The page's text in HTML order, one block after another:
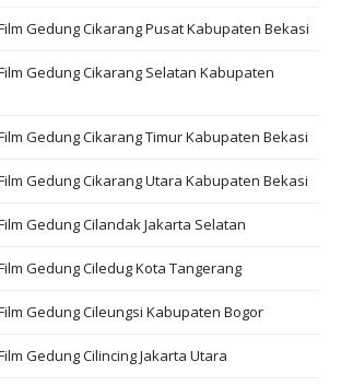
Gedung Cikarang Pusat Kabupaten Bekasi
Gedung Cikarang Selatan Kabupaten
Gedung Cikarang Timur Kabupaten Bekasi
Gedung Cikarang Utara Kabupaten Bekasi
Gedung Cilandak Jakarta Selatan
Gedung Ciledug Kota Tangerang
Gedung Cileungsi Kabupaten Bogor
Gedung Cilincing Jakarta Utara